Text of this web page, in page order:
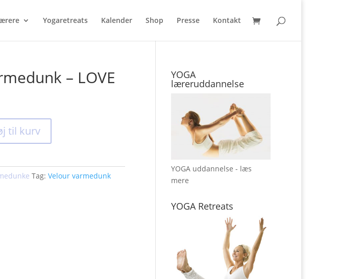
Yogaretreats Kalender Shop Presse Kontakt
– LOVE
til kurv
Tag:Velour varmedunk
YOGA
læreruddannelse
YOGA uddannelse - læs
mere
YOGA Retreats